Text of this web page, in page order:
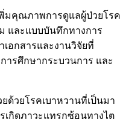
มคุณภาพการดูแลผู้ป่วยโรค
และแบบบันทึกทางการ
อกสารและงานวิจัยที่
ารศึกษากระบวนการ และ
ด้วยโรคเบาหวานที่เป็นมา
กิดภาวะแทรกซ้อนทางไต